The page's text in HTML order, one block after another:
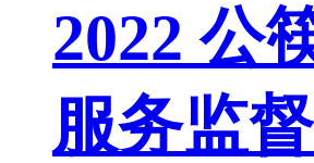
2022 公
服务监